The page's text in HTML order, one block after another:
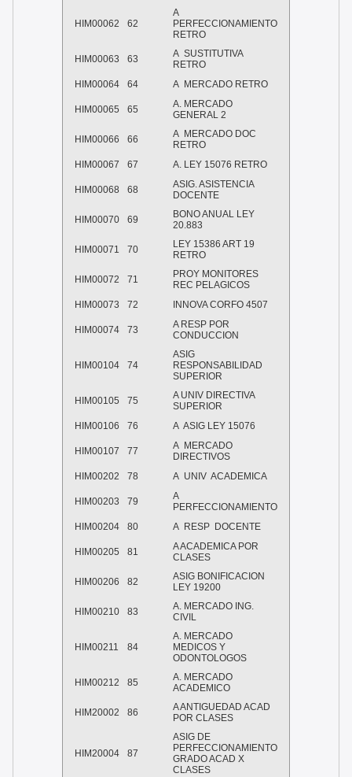
HIM00062 62
A
PERFECCIONAMIENTO
RETRO
HIM00063 63 A SUSTITUTIVA
RETRO
HIM00064
64 A MERCADO RETRO
HIM00065 65
A. MERCADO
GENERAL 2
HIM00066 66 A MERCADO DOC
RETRO
HIM00067
67 A. LEY 15076 RETRO
HIM00068 68
ASIG. ASISTENCIA
DOCENTE
HIM00070 69
BONO ANUAL LEY
20.883
HIM00071 70
LEY 15386 ART 19
RETRO
HIM00072 71
PROY MONITORES
REC PELAGICOS
HIM00073
72 INNOVA CORFO 4507
HIM00074 73
A RESP POR
CONDUCCION
HIM00104 74
ASIG
RESPONSABILIDAD
SUPERIOR
HIM00105 75
A UNIV DIRECTIVA
SUPERIOR
HIM00106
76 A ASIG LEY 15076
HIM00107 77 A MERCADO
DIRECTIVOS
HIM00202
78 A UNIV ACADEMICA
HIM00203 79
A
PERFECCIONAMIENTO
HIM00204
80 A RESP DOCENTE
HIM00205 81
A ACADEMICA POR
CLASES
HIM00206 82
ASIG BONIFICACION
LEY 19200
HIM00210 83
A. MERCADO ING.
CIVIL
HIM00211 84
A. MERCADO
MEDICOS Y
ODONTOLOGOS
HIM00212 85
A. MERCADO
ACADEMICO
HIM20002 86
A ANTIGUEDAD ACAD
POR CLASES
HIM20004 87
ASIG DE
PERFECCIONAMIENTO
GRADO ACAD X
CLASES